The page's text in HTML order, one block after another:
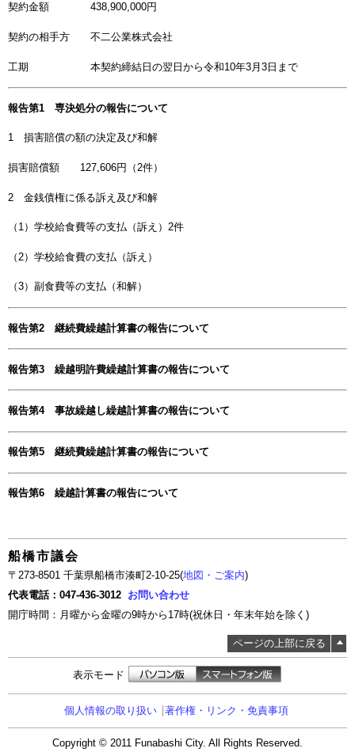
契約金額 438,900,000円
契約の相手方 不二公業株式会社
工期 本契約締結日の翌日から令和10年3月3日まで
報告第1 専決処分の報告について
1 損害賠償の額の決定及び和解
損害賠償額 127,606円（2件）
2 金銭債権に係る訴え及び和解
（1）学校給食費等の支払（訴え）2件
（2）学校給食費の支払（訴え）
（3）副食費等の支払（和解）
報告第2 継続費繰越計算書の報告について
報告第3 繰越明許費繰越計算書の報告について
報告第4 事故繰越し繰越計算書の報告について
報告第5 継続費繰越計算書の報告について
報告第6 繰越計算書の報告について
船橋市議会
〒273-8501 千葉県船橋市湊町2-10-25(地図・ご案内)
代表電話：047-436-3012 お問い合わせ
開庁時間：月曜から金曜の9時から17時(祝休日・年末年始を除く)
ページの上部に戻る
表示モード
個人情報の取り扱い 著作権・リンク・免責事項
Copyright © 2011 Funabashi City. All Rights Reserved.